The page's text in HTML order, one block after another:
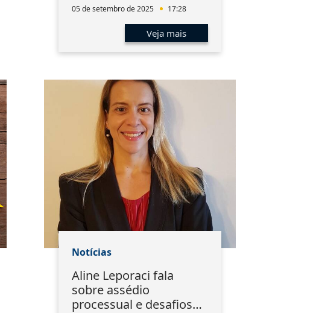
AMATRA1
05 de setembro de 2025 17:28
Veja mais
Notícias
Aline Leporaci fala
sobre assédio
processual e desafios